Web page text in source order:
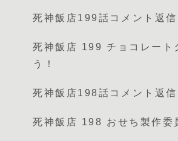
死神飯店199話コメント返信
死神飯店 199 チョコレート
う！
死神飯店198話コメント返信
死神飯店 198 おせち製作委